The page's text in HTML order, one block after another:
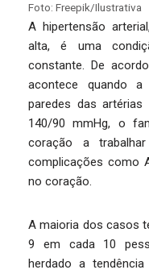
Foto: Freepik/Ilustrativa
A hipertensão
alta, é uma
constante. De
acontece quando
paredes das
140/90 mmHg, o
coração a
complicações como
no coração.
A maioria dos casos
9 em cada 10
herdado a